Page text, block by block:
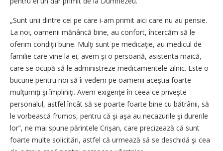
„Sunt unii dintre cei pe care i-am primit aici care nu au pensie.
La noi, oamenii mănâncă bine, au confort, încercăm să le
oferim condiţii bune. Mulţi sunt pe medicaţie, au medicul de
familie care vine la ei, avem şi o persoană, asistenta maică,
care se ocupă să le administreze medicamentele zilnic. Este o
bucurie pentru noi să îi vedem pe oamenii aceştia foarte
mulţumiţi şi împliniţi. Avem exigenţe în ceea ce priveşte
personalul, astfel încât să se poarte foarte bine cu bătrânii, să
le vorbească frumos, pentru că şi aşa au necazurile şi durerile
lor”, ne mai spune părintele Crişan, care precizează că sunt
foarte multe solicitări, astfel că urmează să se deschidă şi cea